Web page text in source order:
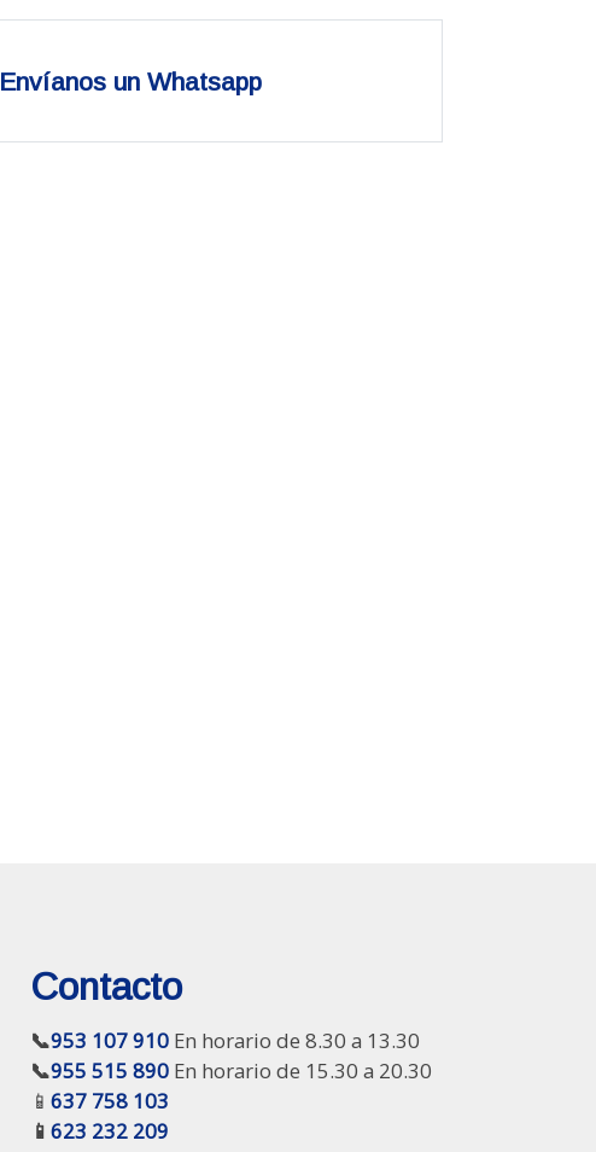
Envíanos un Whatsapp
Contacto
📞953 107 910En horario de 8.30 a 13.30
📞955 515 890En horario de 15.30 a 20.30
📱 637 758 103
📱 623 232 209